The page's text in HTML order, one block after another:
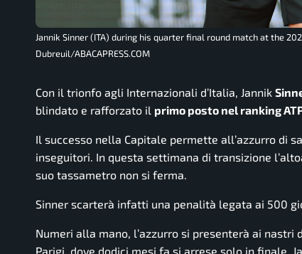
Jannik Sinner (ITA) during his quarter final round match at the
Dubreuil/ABACAPRESS.COM
Con il trionfo agli Internazionali d’Italia, Jannik
blindato e rafforzato il primo posto nel ranking
Il successo nella Capitale permette all’azzurro di
inseguitori. In questa settimana di transizione
suo tassametro non si ferma.
Sinner scarterà infatti una penalità legata ai 500
Numeri alla mano, l’azzurro si presenterà ai nastri
Parigi, dove dodici mesi fa si arrese solo in finale,